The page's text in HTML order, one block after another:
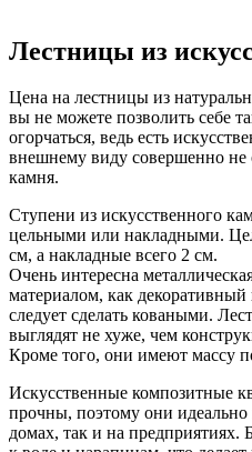
Лестницы из
Цена на лестницы из
вы не можете позволить себе
огорчаться, ведь есть
внешнему виду совершенно не
камня.
Ступени из искусственного
цельными или накладными.
см, а накладные всего 2 см.
Очень интересна
материалом, как
следует сделать коваными.
выглядят не хуже, чем
Кроме того, они имеют массу
Искусственные композитные
прочны, поэтому они идеально
домах, так и на